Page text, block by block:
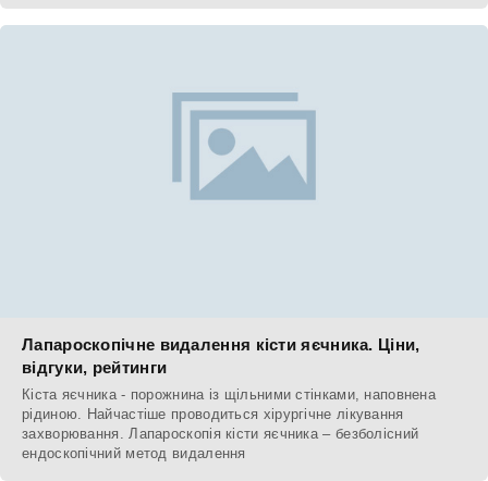
Лапароскопічне видалення кісти яєчника. Ціни,
відгуки, рейтинги
Кіста яєчника - порожнина із щільними стінками, наповнена
рідиною. Найчастіше проводиться хірургічне лікування
захворювання. Лапароскопія кісти яєчника – безболісний
ендоскопічний метод видалення